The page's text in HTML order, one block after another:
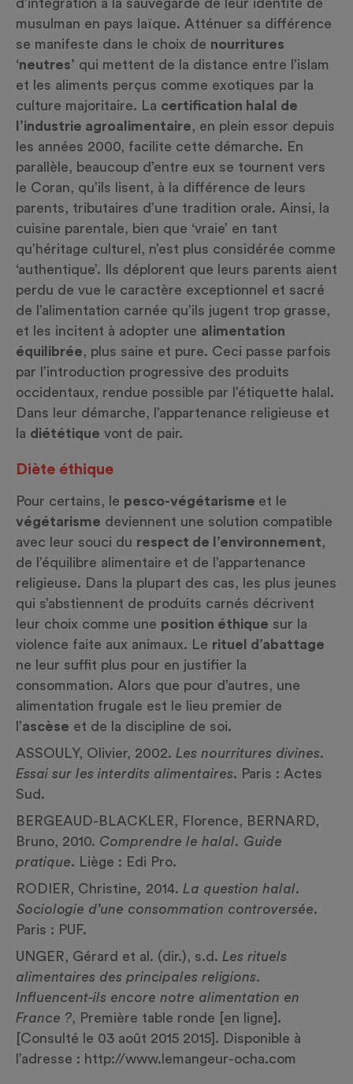
d’intégration à la sauvegarde de leur identité de
musulman en pays laïque. Atténuer sa différence
se manifeste dans le choix de nourritures
‘neutres’ qui mettent de la distance entre l’islam
et les aliments perçus comme exotiques par la
culture majoritaire. La certification halal de
l’industrie agroalimentaire, en plein essor depuis
les années 2000, facilite cette démarche. En
parallèle, beaucoup d’entre eux se tournent vers
le Coran, qu’ils lisent, à la différence de leurs
parents, tributaires d’une tradition orale. Ainsi, la
cuisine parentale, bien que ‘vraie’ en tant
qu’héritage culturel, n’est plus considérée comme
‘authentique’. Ils déplorent que leurs parents aient
perdu de vue le caractère exceptionnel et sacré
de l’alimentation carnée qu’ils jugent trop grasse,
et les incitent à adopter une alimentation
équilibrée, plus saine et pure. Ceci passe parfois
par l’introduction progressive des produits
occidentaux, rendue possible par l’étiquette halal.
Dans leur démarche, l’appartenance religieuse et
la diététique vont de pair.
Diète éthique
Pour certains, le pesco-végétarisme et le
végétarisme deviennent une solution compatible
avec leur souci du respect de l’environnement,
de l’équilibre alimentaire et de l’appartenance
religieuse. Dans la plupart des cas, les plus jeunes
qui s’abstiennent de produits carnés décrivent
leur choix comme une position éthique sur la
violence faite aux animaux. Le rituel d’abattage
ne leur suffit plus pour en justifier la
consommation. Alors que pour d’autres, une
alimentation frugale est le lieu premier de
l’ascèse et de la discipline de soi.
ASSOULY, Olivier, 2002. Les nourritures divines.
Essai sur les interdits alimentaires. Paris : Actes
Sud.
BERGEAUD-BLACKLER, Florence, BERNARD,
Bruno, 2010. Comprendre le halal. Guide
pratique. Liège : Edi Pro.
RODIER, Christine, 2014. La question halal.
Sociologie d’une consommation controversée.
Paris : PUF.
UNGER, Gérard et al. (dir.), s.d. Les rituels
alimentaires des principales religions.
Influencent-ils encore notre alimentation en
France ?, Première table ronde [en ligne].
[Consulté le 03 août 2015 2015]. Disponible à
l’adresse : http://www.lemangeur-ocha.com